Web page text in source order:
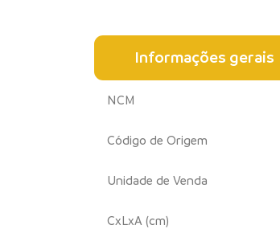
Informações gerais
NCM
Código de Origem
Unidade de Venda
CxLxA (cm)